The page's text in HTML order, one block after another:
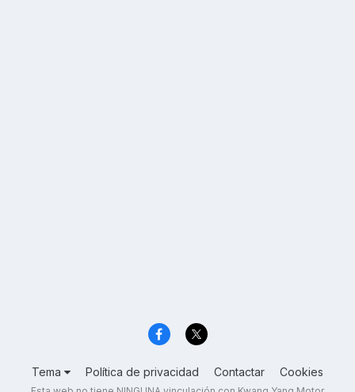
Tema Política de privacidad Contactar Cookies